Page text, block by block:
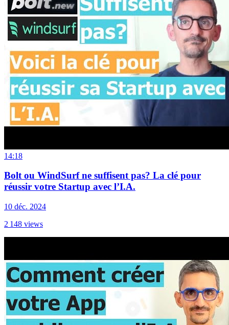
14:18
Bolt ou WindSurf ne suffisent pas? La clé pour
réussir votre Startup avec l’I.A.
10 déc. 2024
2 148 views